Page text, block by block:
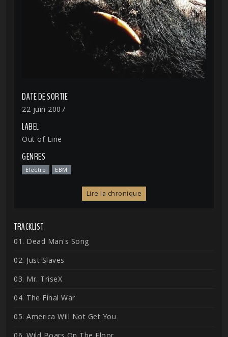
DATE DE SORTIE
22 juin 2007
LABEL
Out of Line
GENRES
Electro EBM
Lire la chronique
TRACKLIST
01. Dead Man's Song
02. Just Slaves
03. Mr. TriseX
04. The Final War
05. America Will Not Get You